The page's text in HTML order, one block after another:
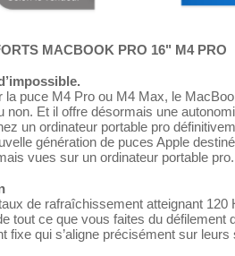
MACBOOK PRO 16" M4 PRO
la puce M4 Pro ou M4 Max, le
non. Et il offre désormais une
un ordinateur portable pro
génération de puces Apple
vues sur un ordinateur portable pro.
de rafraîchissement atteignant 120
tout ce que vous faites du
fixe qui s’aligne précisément sur leurs